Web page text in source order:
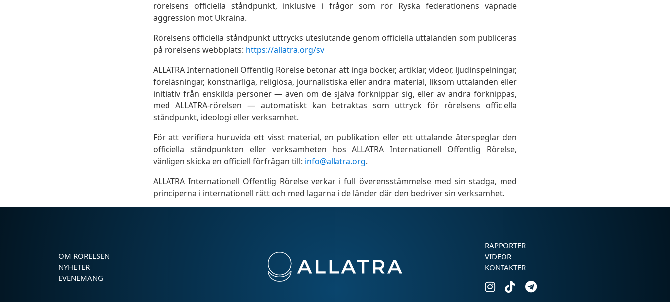
rörelsens officiella ståndpunkt, inklusive i frågor som rör Ryska federationens väpnade
aggression mot Ukraina.
Rörelsens officiella ståndpunkt uttrycks uteslutande genom officiella uttalanden som publiceras
på rörelsens webbplats: https://allatra.org/sv
ALLATRA Internationell Offentlig Rörelse betonar att inga böcker, artiklar, videor, ljudinspelningar,
föreläsningar, konstnärliga, religiösa, journalistiska eller andra material, liksom uttalanden eller
initiativ från enskilda personer — även om de själva förknippar sig, eller av andra förknippas,
med ALLATRA-rörelsen — automatiskt kan betraktas som uttryck för rörelsens officiella
ståndpunkt, ideologi eller verksamhet.
För att verifiera huruvida ett visst material, en publikation eller ett uttalande återspeglar den
officiella ståndpunkten eller verksamheten hos ALLATRA Internationell Offentlig Rörelse,
vänligen skicka en officiell förfrågan till: info@allatra.org.
ALLATRA Internationell Offentlig Rörelse verkar i full överensstämmelse med sin stadga, med
principerna i internationell rätt och med lagarna i de länder där den bedriver sin verksamhet.
OM RÖRELSEN
NYHETER
EVENEMANG
RAPPORTER
VIDEOR
KONTAKTER